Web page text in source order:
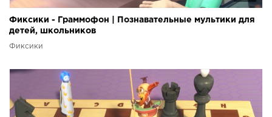
Фиксики - Граммофон | Познавательные мультики для
детей, школьников
Фиксики